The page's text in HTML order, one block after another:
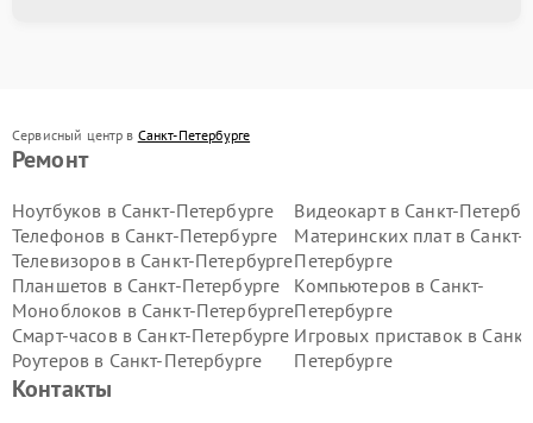
Сервисный центр в Санкт-Петербурге
Ремонт
Ноутбуков в Санкт-Петербурге
Телефонов в Санкт-Петербурге
Телевизоров в Санкт-Петербурге
Планшетов в Санкт-Петербурге
Моноблоков в Санкт-Петербурге
Смарт-часов в Санкт-Петербурге
Роутеров в Санкт-Петербурге
Видеокарт в Санкт-
Материнских плат в Санкт-
Петербурге
Компьютеров в Санкт-
Петербурге
Игровых приставок в
Петербурге
Контакты